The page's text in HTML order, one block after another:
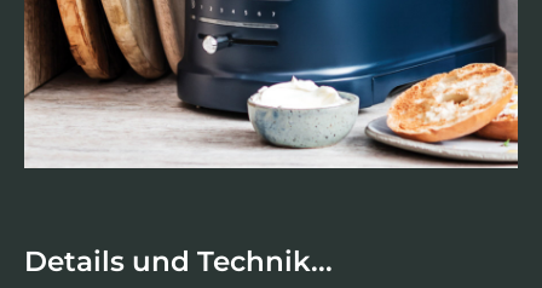
Details und Technik...